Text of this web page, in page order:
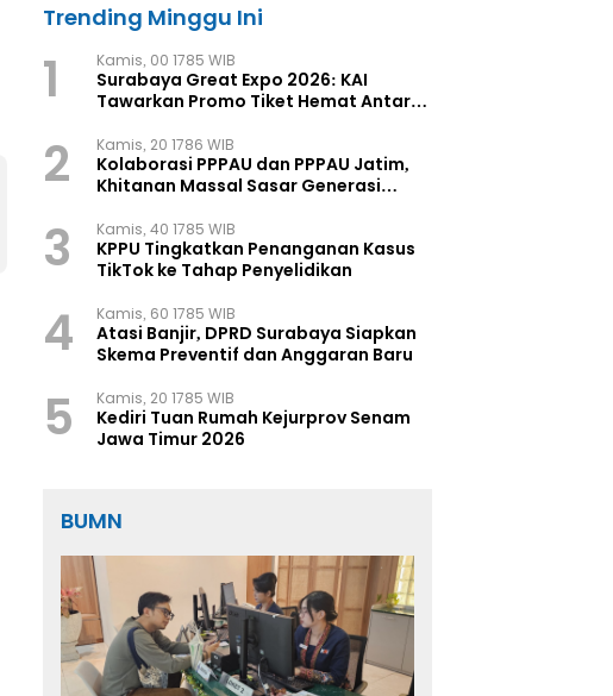
Trending Minggu Ini
1 Kamis, 00 1785 WIB
Surabaya Great Expo 2026: KAI
Tawarkan Promo Tiket Hemat Antar
2 Kamis, 20 1786 WIB
Kolaborasi PPPAU dan PPPAU Jatim,
Khitanan Massal Sasar Generasi
3 Kamis, 40 1785 WIB
KPPU Tingkatkan Penanganan Kasus
TikTok ke Tahap Penyelidikan
4 Kamis, 60 1785 WIB
Atasi Banjir, DPRD Surabaya Siapkan
Skema Preventif dan Anggaran Baru
5 Kamis, 20 1785 WIB
Kediri Tuan Rumah Kejurprov Senam
Jawa Timur 2026
BUMN